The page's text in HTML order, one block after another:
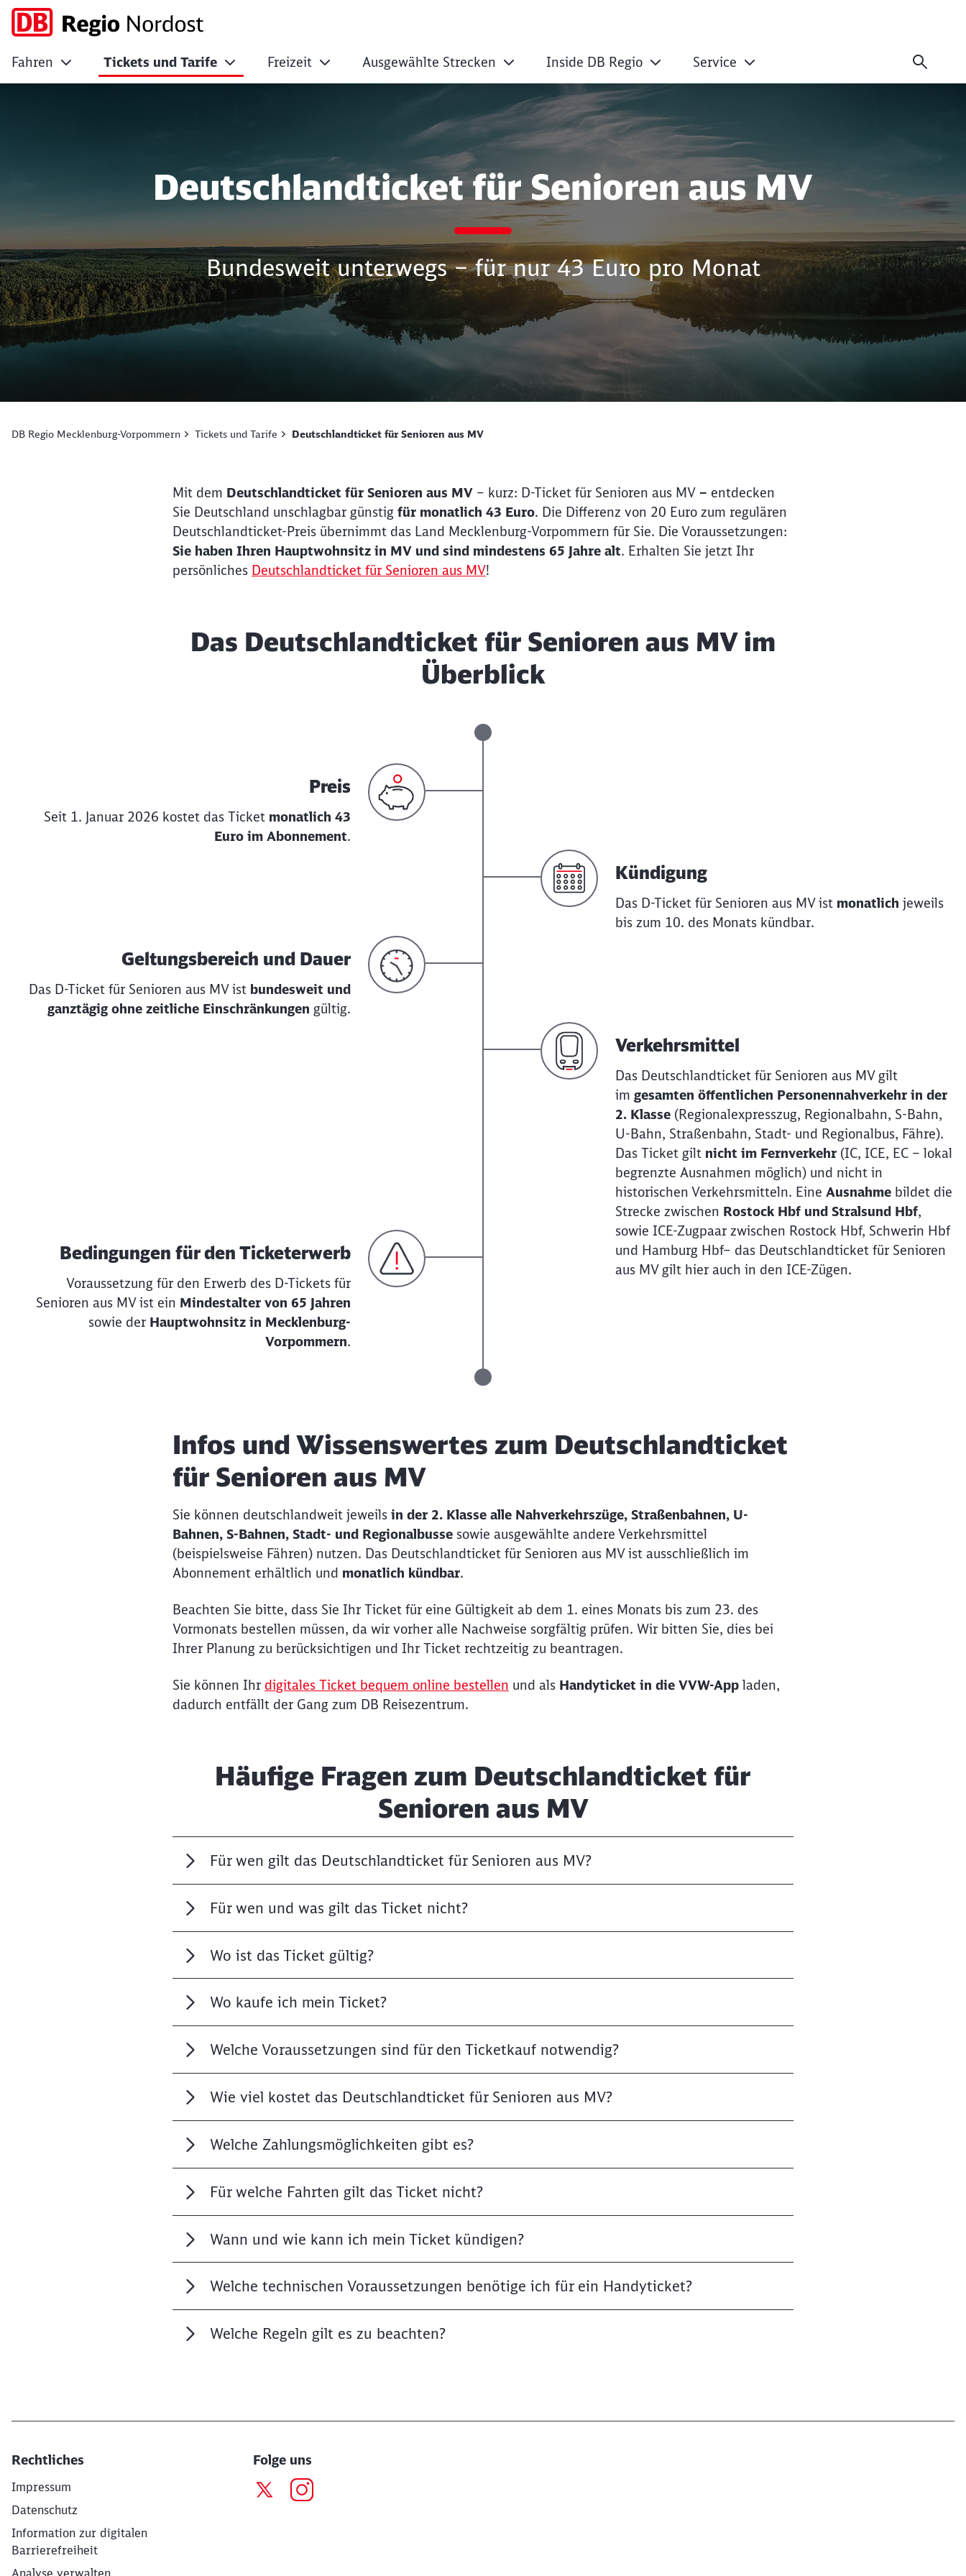
Deutschlandticket für Senioren aus MV
Fahren Tickets und Tarife Freizeit Ausgewählte Strecken Inside DB Regio Service
Deutschlandticket für Senioren aus MV
Bundesweit unterwegs – für nur 43 Euro pro Monat
DB Regio Mecklenburg-Vorpommern Tickets und Tarife Deutschlandticket für Senioren aus MV
Mit dem Deutschlandticket für Senioren aus MV – kurz: D-Ticket für Senioren aus MV – entdecken
Sie Deutschland unschlagbar günstig für monatlich 43 Euro. Die Differenz von 20 Euro zum regulären
Deutschlandticket-Preis übernimmt das Land Mecklenburg-Vorpommern für Sie. Die Voraussetzungen:
Sie haben Ihren Hauptwohnsitz in MV und sind mindestens 65 Jahre alt. Erhalten Sie jetzt Ihr
persönliches Deutschlandticket für Senioren aus MV!
Das Deutschlandticket für Senioren aus MV im
Überblick
Preis
Seit 1. Januar 2026 kostet das Ticket monatlich 43
Euro im Abonnement.
Kündigung
Das D-Ticket für Senioren aus MV ist monatlich jeweils
bis zum 10. des Monats kündbar.
Geltungsbereich und Dauer
Das D-Ticket für Senioren aus MV ist bundesweit und
ganztägig ohne zeitliche Einschränkungen gültig.
Verkehrsmittel
Das Deutschlandticket für Senioren aus MV gilt
im gesamten öffentlichen Personennahverkehr in der
2. Klasse (Regionalexpresszug, Regionalbahn, S-Bahn,
U-Bahn, Straßenbahn, Stadt- und Regionalbus, Fähre).
Das Ticket gilt nicht im Fernverkehr (IC, ICE, EC – lokal
begrenzte Ausnahmen möglich) und nicht in
historischen Verkehrsmitteln. Eine Ausnahme bildet die
Strecke zwischen Rostock Hbf und Stralsund Hbf,
sowie ICE-Zugpaar zwischen Rostock Hbf, Schwerin Hbf
und Hamburg Hbf– das Deutschlandticket für Senioren
aus MV gilt hier auch in den ICE-Zügen.
Bedingungen für den Ticketerwerb
Voraussetzung für den Erwerb des D-Tickets für
Senioren aus MV ist ein Mindestalter von 65 Jahren
sowie der Hauptwohnsitz in Mecklenburg-
Vorpommern.
Infos und Wissenswertes zum Deutschlandticket
für Senioren aus MV
Sie können deutschlandweit jeweils in der 2. Klasse alle Nahverkehrszüge, Straßenbahnen, U-
Bahnen, S-Bahnen, Stadt- und Regionalbusse sowie ausgewählte andere Verkehrsmittel
(beispielsweise Fähren) nutzen. Das Deutschlandticket für Senioren aus MV ist ausschließlich im
Abonnement erhältlich und monatlich kündbar.
Beachten Sie bitte, dass Sie Ihr Ticket für eine Gültigkeit ab dem 1. eines Monats bis zum 23. des
Vormonats bestellen müssen, da wir vorher alle Nachweise sorgfältig prüfen. Wir bitten Sie, dies bei
Ihrer Planung zu berücksichtigen und Ihr Ticket rechtzeitig zu beantragen.
Sie können Ihr digitales Ticket bequem online bestellen und als Handyticket in die VVW-App laden,
dadurch entfällt der Gang zum DB Reisezentrum.
Häufige Fragen zum Deutschlandticket für
Senioren aus MV
Für wen gilt das Deutschlandticket für Senioren aus MV?
Für wen und was gilt das Ticket nicht?
Wo ist das Ticket gültig?
Wo kaufe ich mein Ticket?
Welche Voraussetzungen sind für den Ticketkauf notwendig?
Wie viel kostet das Deutschlandticket für Senioren aus MV?
Welche Zahlungsmöglichkeiten gibt es?
Für welche Fahrten gilt das Ticket nicht?
Wann und wie kann ich mein Ticket kündigen?
Welche technischen Voraussetzungen benötige ich für ein Handyticket?
Welche Regeln gilt es zu beachten?
Rechtliches
Impressum
Datenschutz
Information zur digitalen
Barrierefreiheit
Analyse verwalten
Folge uns
Möchten Sie zu